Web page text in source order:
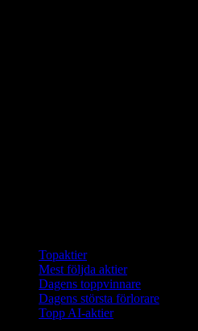
Topaktier
Mest följda aktier
Dagens toppvinnare
Dagens största förlorare
Topp AI-aktier